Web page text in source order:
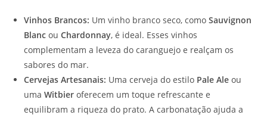
Vinhos Brancos: Um vinho branco seco, como Sauvignon
Blanc ou Chardonnay, é ideal. Esses vinhos
complementam a leveza do caranguejo e realçam os
sabores do mar.
Cervejas Artesanais: Uma cerveja do estilo Pale Ale ou
uma Witbier oferecem um toque refrescante e
equilibram a riqueza do prato. A carbonatação ajuda a